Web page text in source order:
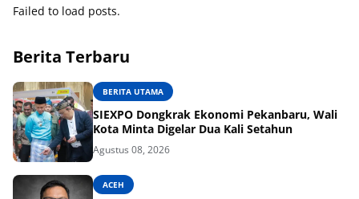
Failed to load posts.
Berita Terbaru
BERITA UTAMA
SIEXPO Dongkrak Ekonomi Pekanbaru, Wali
Kota Minta Digelar Dua Kali Setahun
Agustus 08, 2026
ACEH